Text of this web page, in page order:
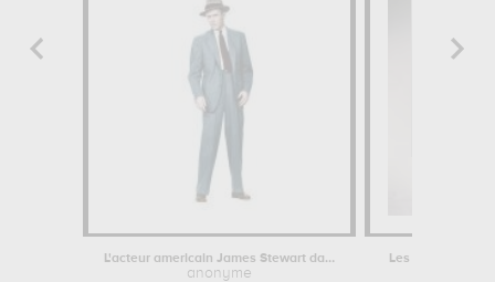
L'acteur americain James Stewart dans...
anonyme
Les predateurs